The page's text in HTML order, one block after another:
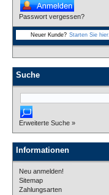
Passwort vergessen?
Neuer Kunde? Starten Sie hier.
Suche
Erweiterte Suche »
Informationen
Neu anmelden!
Sitemap
Zahlungsarten